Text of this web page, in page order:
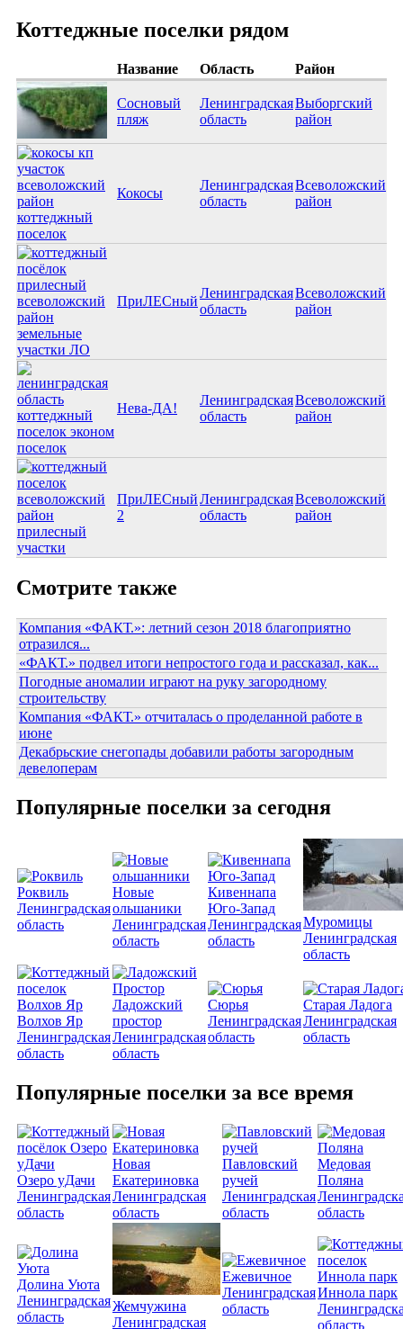
Коттеджные поселки рядом
Название Область Район
Сосновый
пляж
Ленинградская
область
Выборгский
район
Кокосы
Ленинградская
область
Всеволожский
район
ПриЛЕСный
Ленинградская
область
Всеволожский
район
Нева-ДА!
Ленинградская
область
Всеволожский
район
ПриЛЕСный
2
Ленинградская
область
Всеволожский
район
Смотрите также
Компания «ФАКТ.»: летний сезон 2018 благоприятно
отразился...
«ФАКТ.» подвел итоги непростого года и рассказал, как...
Погодные аномалии играют на руку загородному
строительству
Компания «ФАКТ.» отчиталась о проделанной работе в
июне
Декабрьские снегопады добавили работы загородным
девелоперам
Популярные поселки за сегодня
Роквиль
Ленинградская
область
Новые
ольшаники
Ленинградская
область
Кивеннапа
Юго-Запад
Ленинградская
область
Муромицы
Ленинградская
область
Волхов Яр
Ленинградская
область
Ладожский
простор
Ленинградская
область
Сюрья
Ленинградская
область
Старая Ладога
Ленинградская
область
Популярные поселки за все время
Озеро уДачи
Ленинградская
область
Новая
Екатериновка
Ленинградская
область
Павловский
ручей
Ленинградская
область
Медовая
Поляна
область
Долина Уюта
Ленинградская
область
Жемчужина
Ленинградская
Ежевичное
Ленинградская
область
Иннола парк
область